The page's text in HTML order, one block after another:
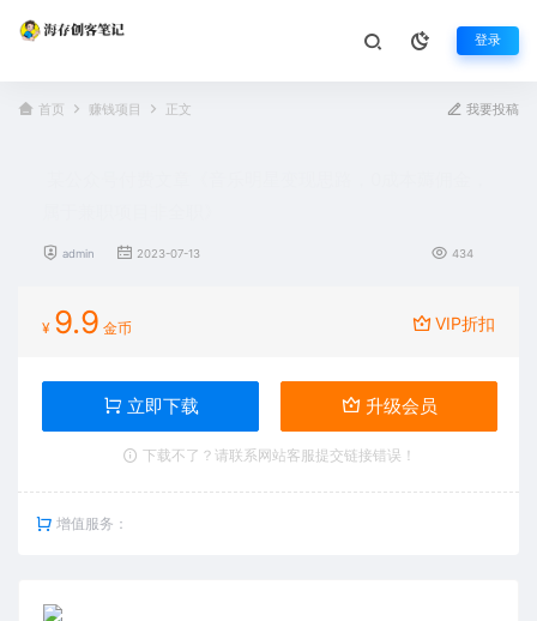
登录
首页 赚钱项目 正文 我要投稿
admin 2023-07-13 434
¥ 9.9 金币 VIP折扣
立即下载 升级会员
下载不了？请联系网站客服提交链接错误！
增值服务：